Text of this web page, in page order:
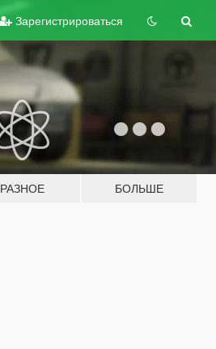
Зарегистрироваться
РАЗНОЕ БОЛЬШЕ